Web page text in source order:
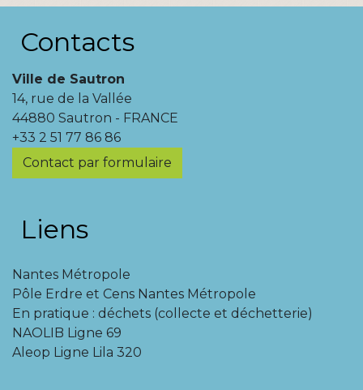
Contacts
Ville de Sautron
14, rue de la Vallée
44880 Sautron - FRANCE
+33 2 51 77 86 86
Contact par formulaire
Liens
Nantes Métropole
Pôle Erdre et Cens Nantes Métropole
En pratique : déchets (collecte et déchetterie)
NAOLIB Ligne 69
Aleop Ligne Lila 320